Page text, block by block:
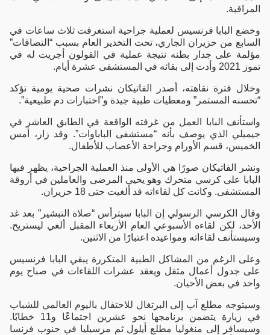
المراقبة.
وخضع البابا فرنسيس لعملية جراحية استغرقت ثلاث ساعات في
السابع من حزيران الجاري، تحت التخدير العام بسبب “التصاقات”
مؤلمة على جدار بطنه نتيجة عملية في القولون أجريت له في
تموز 2021 وأدت إلى بقائه في المستشفى عشرة أيام.
وخلال فترة نقاهته، أصدر الفاتيكان نشرات صحية يومية تؤكد
“تحسنه المستمر” ومعطيات طبية جيدة و”اختبارات دم طبيعية”.
واستأنف البابا العمل من غرفته الواقعة في الطابق العاشر في
جيميلي الذي يوصف بأنه “مستشفى الباباوات”. وقد زار، أمس
الخميس، قسم الأورام وجراحة الأعصاب للأطفال.
ونشر الفاتيكان صورًا هي الأولى منذ العملية الجراحية، يظهر فيها
البابا على كرسي متحرك وهو يحيي المرضى والعاملين في أروقة
المستشفى. وكانت كل لقاءاته قد ألغيت حتى 18 حزيران.
وقال الكرسي الرسولي إن البابا سيترأس “صلاة التبشير” بعد غد
الأحد، لكن لقاءه الأسبوعي العام الأربعاء المقبل ألغي ليستريح.
وسيستأنف لقاءاته ومواعيده اعتبارًا من الاثنين.
وعلى الرغم من المشاكل الطبية المتكررة يبقي البابا فرنسيس
على جدول أعمال مثقل ويعقد عشرات اللقاءات في صباح يوم
واحد في بعض الأحيان.
وسيتوجه مطلع آب إلى البرتغال للاحتفال باليوم العالمي للشباب
في زيارة يتضمن برنامجها نحو عشرين اجتماعًا و11 خطابًا.
وسيسافر إلى منغوليا مطلع أيلول ثم مرسيليا في جنوب فرنسا